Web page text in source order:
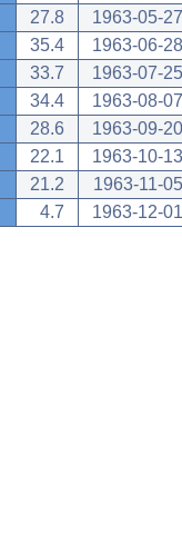
27.8
1963-05-27
35.4
1963-06-28
33.7
1963-07-25
34.4
1963-08-07
28.6
1963-09-20
22.1
1963-10-13
21.2
1963-11-05
4.7 1963-12-01